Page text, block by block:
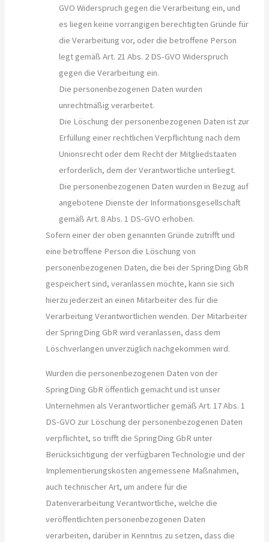
GVO Widerspruch gegen die Verarbeitung ein, und
es liegen keine vorrangigen berechtigten Gründe für
die Verarbeitung vor, oder die betroffene Person
legt gemäß Art. 21 Abs. 2 DS-GVO Widerspruch
gegen die Verarbeitung ein.
Die personenbezogenen Daten wurden
unrechtmäßig verarbeitet.
Die Löschung der personenbezogenen Daten ist zur
Erfüllung einer rechtlichen Verpflichtung nach dem
Unionsrecht oder dem Recht der Mitgliedstaaten
erforderlich, dem der Verantwortliche unterliegt.
Die personenbezogenen Daten wurden in Bezug auf
angebotene Dienste der Informationsgesellschaft
gemäß Art. 8 Abs. 1 DS-GVO erhoben.
Sofern einer der oben genannten Gründe zutrifft und
eine betroffene Person die Löschung von
personenbezogenen Daten, die bei der SpringDing GbR
gespeichert sind, veranlassen möchte, kann sie sich
hierzu jederzeit an einen Mitarbeiter des für die
Verarbeitung Verantwortlichen wenden. Der Mitarbeiter
der SpringDing GbR wird veranlassen, dass dem
Löschverlangen unverzüglich nachgekommen wird.
Wurden die personenbezogenen Daten von der
SpringDing GbR öffentlich gemacht und ist unser
Unternehmen als Verantwortlicher gemäß Art. 17 Abs. 1
DS-GVO zur Löschung der personenbezogenen Daten
verpflichtet, so trifft die SpringDing GbR unter
Berücksichtigung der verfügbaren Technologie und der
Implementierungskosten angemessene Maßnahmen,
auch technischer Art, um andere für die
Datenverarbeitung Verantwortliche, welche die
veröffentlichten personenbezogenen Daten
verarbeiten, darüber in Kenntnis zu setzen, dass die